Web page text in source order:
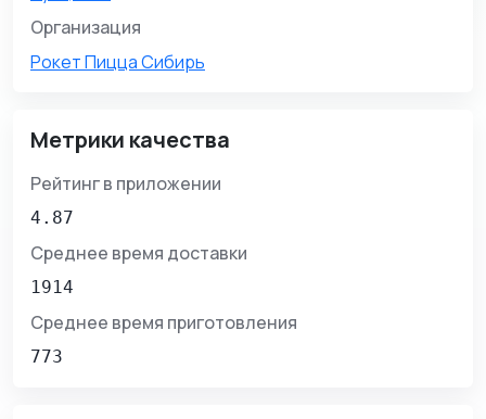
Организация
Рокет Пицца Сибирь
Метрики качества
Рейтинг в приложении
4.87
Среднее время доставки
1914
Среднее время приготовления
773